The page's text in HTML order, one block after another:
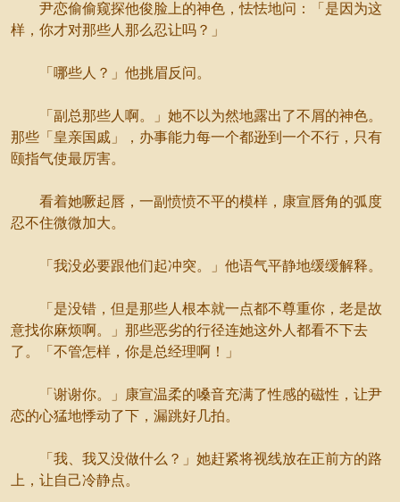
尹恋偷偷窥探他俊脸上的神色，怯怯地问：「是因为这
样，你才对那些人那么忍让吗？」
「哪些人？」他挑眉反问。
「副总那些人啊。」她不以为然地露出了不屑的神色。
那些「皇亲国戚」，办事能力每一个都逊到一个不行，只有
颐指气使最厉害。
看着她噘起唇，一副愤愤不平的模样，康宣唇角的弧度
忍不住微微加大。
「我没必要跟他们起冲突。」他语气平静地缓缓解释。
「是没错，但是那些人根本就一点都不尊重你，老是故
意找你麻烦啊。」那些恶劣的行径连她这外人都看不下去
了。「不管怎样，你是总经理啊！」
「谢谢你。」康宣温柔的嗓音充满了性感的磁性，让尹
恋的心猛地悸动了下，漏跳好几拍。
「我、我又没做什么？」她赶紧将视线放在正前方的路
上，让自己冷静点。